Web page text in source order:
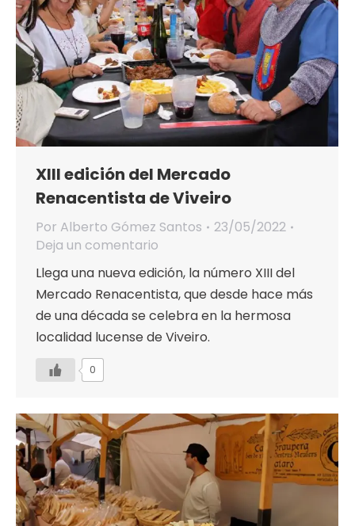
XIII edición del Mercado
Renacentista de Viveiro
Por Alberto Gómez Santos
23/05/2022
Deja un comentario
Llega una nueva edición, la número XIII del
Mercado Renacentista, que desde hace más
de una década se celebra en la hermosa
localidad lucense de Viveiro.
0